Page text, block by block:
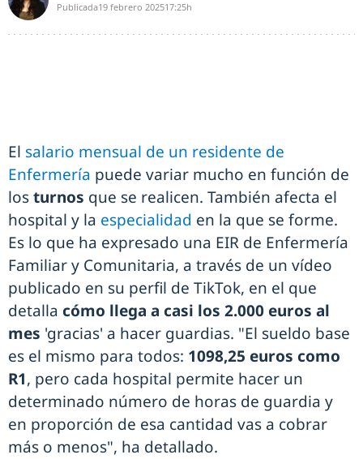
Publicada19 febrero 202517:25h
El salario mensual de un residente de
Enfermería puede variar mucho en función de
losturnos que se realicen. También afecta el
hospital y la especialidad en la que se forme.
Es lo que ha expresado una EIR de Enfermería
Familiar y Comunitaria, a través de un vídeo
publicado en su perfil de TikTok, en el que
detalla cómo llega a casi los 2.000 euros al
mes 'gracias' a hacer guardias. "El sueldo base
es el mismo para todos: 1098,25 euros como
R1, pero cada hospital permite hacer un
determinado número de horas de guardia y
en proporción de esa cantidad vas a cobrar
más o menos", ha detallado.